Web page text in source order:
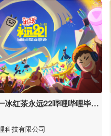
冰红茶永远22哔哩哔哩毕业
科技有限公司